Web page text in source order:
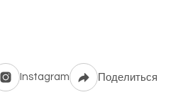
Instagram Поделиться